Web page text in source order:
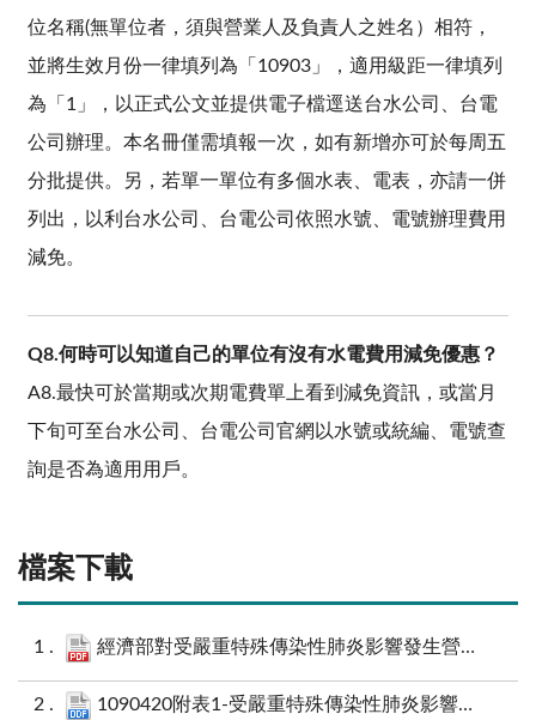
位名稱(無單位者，須與營業人及負責人之姓名）相符，
並將生效月份一律填列為「10903」，適用級距一律填列
為「1」，以正式公文並提供電子檔逕送台水公司、台電
公司辦理。本名冊僅需填報一次，如有新增亦可於每周五
分批提供。另，若單一單位有多個水表、電表，亦請一併
列出，以利台水公司、台電公司依照水號、電號辦理費用
減免。
Q8.何時可以知道自己的單位有沒有水電費用減免優惠？
A8.最快可於當期或次期電費單上看到減免資訊，或當月
下旬可至台水公司、台電公司官網以水號或統編、電號查
詢是否為適用用戶。
檔案下載
經濟部對受嚴重特殊傳染性肺炎影響發生營運困難用戶之水電費減免及延緩繳款期限作業須知.pdf
1090420附表1-受嚴重特殊傳染性肺炎影響產業台水優惠用戶減免清單.ods